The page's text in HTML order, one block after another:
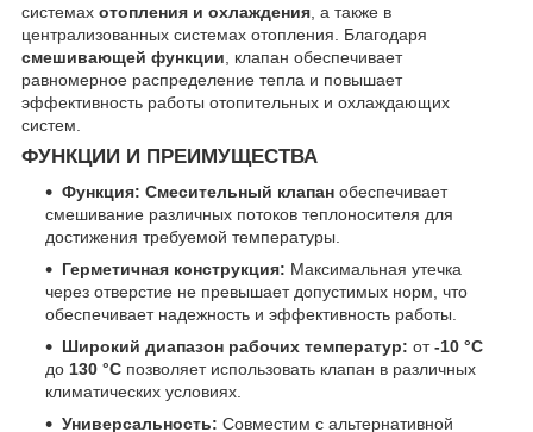
системах отопления и охлаждения , а также в
централизованных системах отопления. Благодаря
смешивающей функции , клапан обеспечивает
равномерное распределение тепла и повышает
эффективность работы отопительных и охлаждающих
систем.
ФУНКЦИИ И ПРЕИМУЩЕСТВА
Функция: Смесительный клапан обеспечивает
смешивание различных потоков теплоносителя для
достижения требуемой температуры.
Герметичная конструкция: Максимальная утечка
через отверстие не превышает допустимых норм, что
обеспечивает надежность и эффективность работы.
Широкий диапазон рабочих температур: от-10 °C
до 130 °C позволяет использовать клапан в различных
климатических условиях.
Универсальность: Совместим с альтернативной